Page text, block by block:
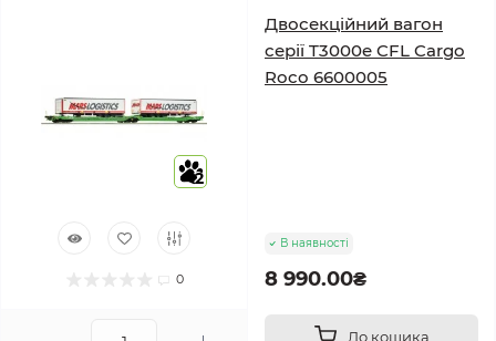
2
0
Двосекційний вагон
серії T3000e CFL Cargo
Roco 6600005
В наявності
8 990.00₴
До кошика